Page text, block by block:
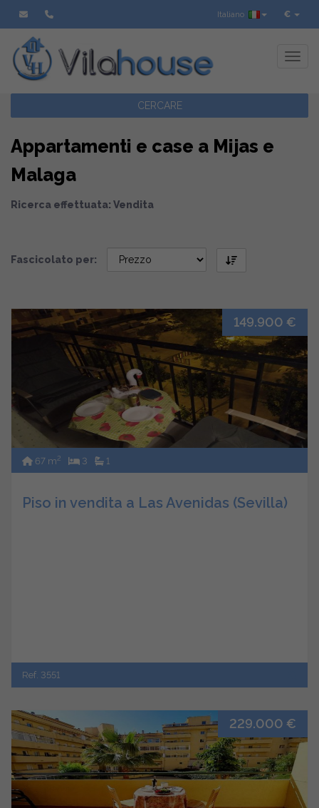
€
Italiano
CERCARE
Appartamenti e case a Mijas e
Malaga
Ricerca effettuata: Vendita
Fascicolato per:
149.900 €
67 m2 3 1
Piso in vendita a Las Avenidas (Sevilla)
Ref. 3551
229.000 €